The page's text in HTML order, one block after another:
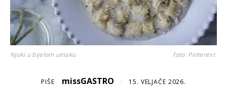
Njoki u bijelom umaku foto: Pinterest
PIŠE missGASTRO / 15. VELJAČE 2026.